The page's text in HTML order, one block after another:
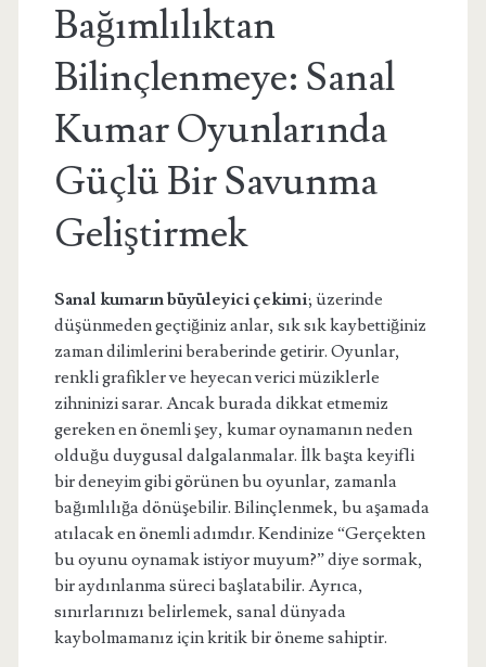
Bağımlılıktan
Bilinçlenmeye: Sanal
Kumar Oyunlarında
Güçlü Bir Savunma
Geliştirmek
Sanal kumarın büyüleyici çekimi; üzerinde
düşünmeden geçtiğiniz anlar, sık sık kaybettiğiniz
zaman dilimlerini beraberinde getirir. Oyunlar,
renkli grafikler ve heyecan verici müziklerle
zihninizi sarar. Ancak burada dikkat etmemiz
gereken en önemli şey, kumar oynamanın neden
olduğu duygusal dalgalanmalar. İlk başta keyifli
bir deneyim gibi görünen bu oyunlar, zamanla
bağımlılığa dönüşebilir. Bilinçlenmek, bu aşamada
atılacak en önemli adımdır. Kendinize “Gerçekten
bu oyunu oynamak istiyor muyum?” diye sormak,
bir aydınlanma süreci başlatabilir. Ayrıca,
sınırlarınızı belirlemek, sanal dünyada
kaybolmamanız için kritik bir öneme sahiptir.